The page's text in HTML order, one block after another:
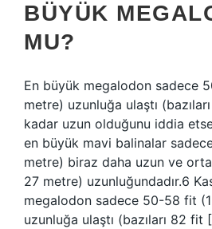
BÜYÜK
MU?
En büyük megalodon sadece
metre) uzunluğa ulaştı
kadar uzun olduğunu iddia etse
en büyük mavi balinalar
metre) biraz daha uzun ve
27 metre) uzunluğundadır.6
megalodon sadece 50-58 fit
uzunluğa ulaştı (bazıları 82